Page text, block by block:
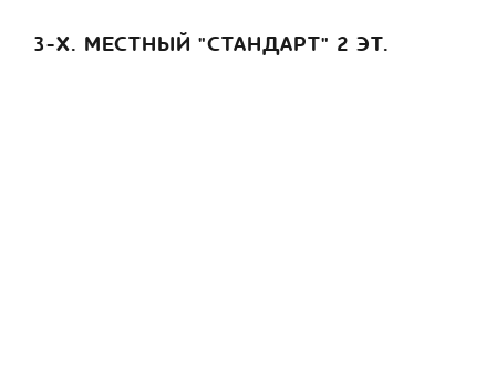
3-Х. МЕСТНЫЙ "СТАНДАРТ" 2 ЭТ.